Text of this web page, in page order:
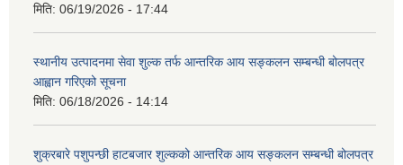
मिति: 06/19/2026 - 17:44
स्थानीय उत्पादनमा सेवा शुल्क तर्फ आन्तरिक आय सङ्कलन सम्बन्धी बोलपत्र
आह्वान गरिएको सूचना
मिति: 06/18/2026 - 14:14
शुक्रबारे पशुपन्छी हाटबजार शुल्कको आन्तरिक आय सङ्कलन सम्बन्धी बोलपत्र